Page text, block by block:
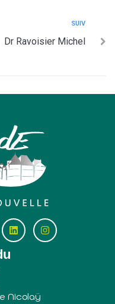
SUIV
Dr Ravoisier Michel
Nicolaÿ